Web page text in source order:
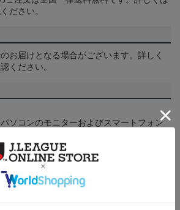
ださい。
お届けとなる場合がございます。詳しく
ください。
ソコンのモニターおよびスマートフォン
す。あらかじめご了承ください。
、パッケージやデザインなどの仕様が予